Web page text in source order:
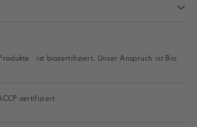
ist biozertifiziert. Unser Anspruch ist Bio
zertifiziert